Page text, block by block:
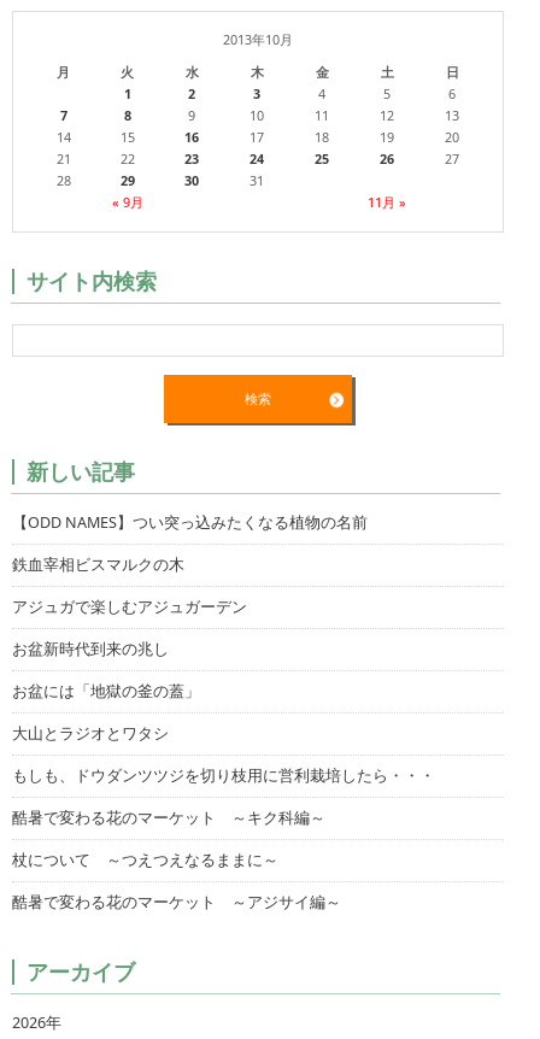
2013年10月
月
火 水 木 金 土 日
« 9月 11月 »
1 2 3 4 5
6
7
8 9 10 11 12
13
14
15 16 17 18 19
20
21
22 23 24 25 26
27
28
29 30 31
サイト内検索
新しい記事
【ODD NAMES】つい突っ込みたくなる植物の名前
鉄血宰相ビスマルクの木
アジュガで楽しむアジュガーデン
お盆新時代到来の兆し
お盆には「地獄の釜の蓋」
大山とラジオとワタシ
もしも、ドウダンツツジを切り枝用に営利栽培したら・・・
酷暑で変わる花のマーケット ～キク科編～
杖について ～つえつえなるままに～
酷暑で変わる花のマーケット ～アジサイ編～
アーカイブ
2026年